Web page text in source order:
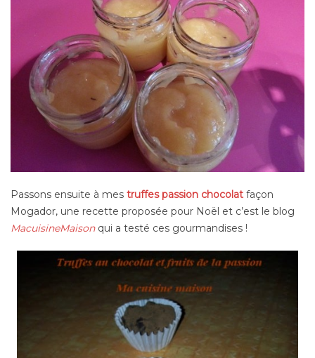
Passons ensuite à mes truffes passion chocolat façon
Mogador, une recette proposée pour Noël et c’est le blog
MacuisineMaisonqui a testé ces gourmandises !